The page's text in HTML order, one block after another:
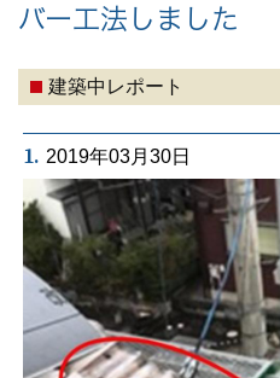
バー工法しました
建築中レポート
1. 2019年03月30日